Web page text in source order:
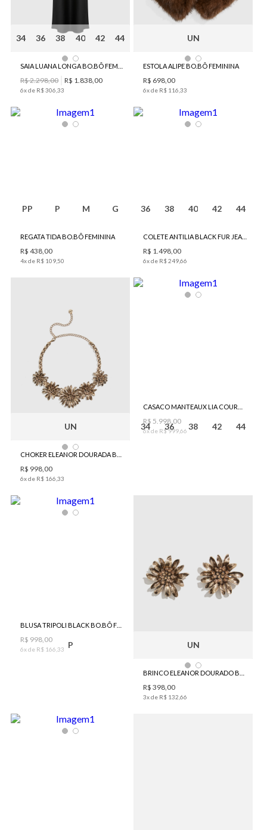
34 36 38 40 42 44
R$2.298,00 R$ 1.838,00
6x de R$306 33
UN
ESTOLA ALIPE BO.BÔ FEMININA
R$ 698,00
6x de R$ 116 33
PP P M G
REGATA TIDA BO.BÔ FEMININA
R$ 438 00
4x de R$ 109 50
36 38 40 42 44
R$ 1 498 00
6x de R$24966
UN
R$ 998,00
6x de R$ 166,33
34 36 38 42 44
R$ 5.998,00
6x de R$999,66
P
R$ 998,00
6x de R$ 166 33 UN
R$ 398,00
3x de R$ 132 66